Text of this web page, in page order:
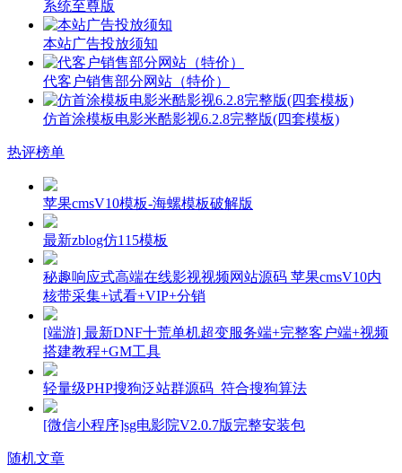
系统至尊版
本站广告投放须知
代客户销售部分网站（特价）
仿首涂模板电影米酷影视6.2.8完整版(四套模板)
热评榜单
苹果cmsV10模板-海螺模板破解版
最新zblog仿115模板
秘趣响应式高端在线影视视频网站源码 苹果cmsV10内
核带采集+试看+VIP+分销
[端游] 最新DNF十荒单机超变服务端+完整客户端+视频
搭建教程+GM工具
轻量级PHP搜狗泛站群源码_符合搜狗算法
[微信小程序]sg电影院V2.0.7版完整安装包
随机文章